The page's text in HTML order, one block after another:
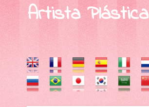
Artista Plástica